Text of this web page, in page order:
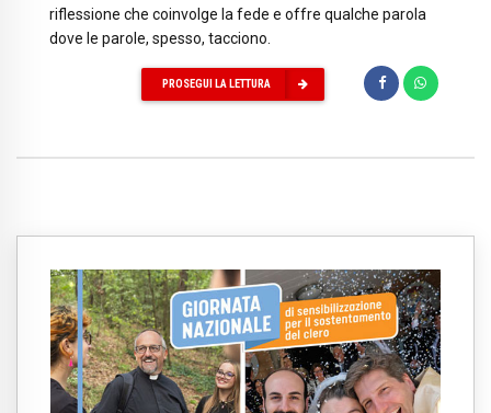
riflessione che coinvolge la fede e offre qualche parola
dove le parole, spesso, tacciono.
PROSEGUI LA LETTURA